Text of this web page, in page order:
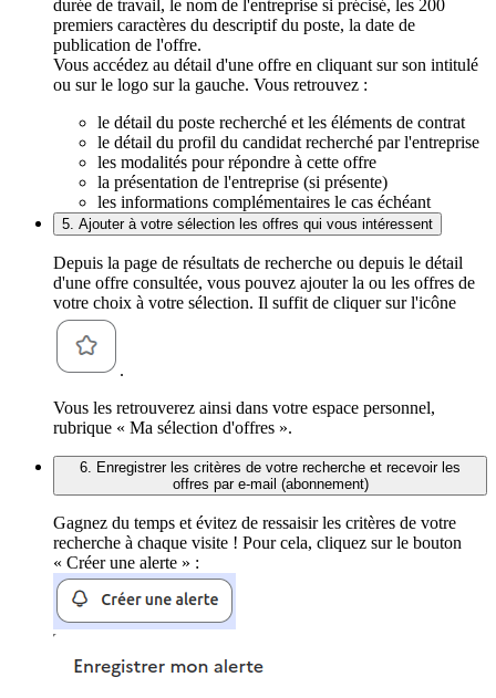
durée de travail, le nom de l'entreprise si précisé, les 200
premiers caractères du descriptif du poste, la date de
publication de l'offre.
Vous accédez au détail d'une offre en cliquant sur son intitulé
ou sur le logo sur la gauche. Vous retrouvez :
le détail du poste recherché et les éléments de contrat
le détail du profil du candidat recherché par l'entreprise
les modalités pour répondre à cette offre
la présentation de l'entreprise (si présente)
les informations complémentaires le cas échéant
5. Ajouter à votre sélection les offres qui vous intéressent
Depuis la page de résultats de recherche ou depuis le détail
d'une offre consultée, vous pouvez ajouter la ou les offres de
votre choix à votre sélection. Il suffit de cliquer sur l'icône
.
Vous les retrouverez ainsi dans votre espace personnel,
rubrique « Ma sélection d'offres ».
6. Enregistrer les critères de votre recherche et recevoir les
offres par e-mail (abonnement)
Gagnez du temps et évitez de ressaisir les critères de votre
recherche à chaque visite ! Pour cela, cliquez sur le bouton
« Créer une alerte » :